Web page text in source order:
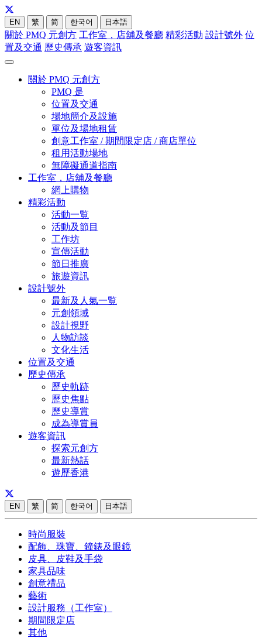
EN 繁 简 한국어 日本語
關於 PMQ 元創方 工作室，店舖及餐廳 精彩活動 設計號外 位
置及交通 歷史傳承 遊客資訊
關於 PMQ 元創方
PMQ 是
位置及交通
場地簡介及設施
單位及場地租賃
創意工作室 / 期間限定店 / 商店單位
租用活動場地
無障礙通道指南
工作室，店舖及餐廳
網上購物
精彩活動
活動一覧
活動及節目
工作坊
宣傳活動
節日推廣
旅遊資訊
設計號外
最新及人氣一覧
元創領域
設計視野
人物訪談
文化生活
位置及交通
歷史傳承
歷史軌跡
歷史焦點
歷史導賞
成為導賞員
遊客資訊
探索元創方
最新熱話
遊歷香港
EN 繁 简 한국어 日本語
時尚服裝
配飾、珠寶、鐘錶及眼鏡
皮具、皮鞋及手袋
家具品味
創意禮品
藝術
設計服務（工作室）
期間限定店
其他